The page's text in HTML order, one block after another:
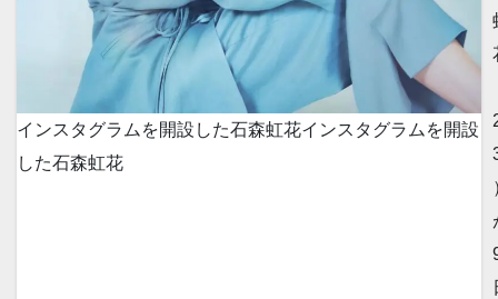
インスタグラムを開設した石森虹花インスタグラムを開設
した石森虹花